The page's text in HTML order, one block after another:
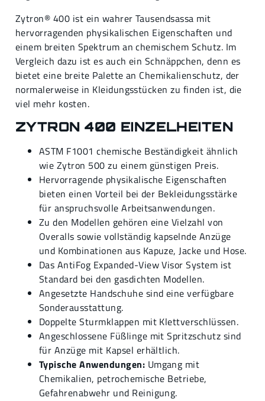
Zytron® 400 ist ein wahrer Tausendsassa mit
hervorragenden physikalischen Eigenschaften und
einem breiten Spektrum an chemischem Schutz. Im
Vergleich dazu ist es auch ein Schnäppchen, denn es
bietet eine breite Palette an Chemikalienschutz, der
normalerweise in Kleidungsstücken zu finden ist, die
viel mehr kosten.
ZYTRON 400 EINZELHEITEN
ASTM F1001 chemische Beständigkeit ähnlich
wie Zytron 500 zu einem günstigen Preis.
Hervorragende physikalische Eigenschaften
bieten einen Vorteil bei der Bekleidungsstärke
für anspruchsvolle Arbeitsanwendungen.
Zu den Modellen gehören eine Vielzahl von
Overalls sowie vollständig kapselnde Anzüge
und Kombinationen aus Kapuze, Jacke und Hose.
Das AntiFog Expanded-View Visor System ist
Standard bei den gasdichten Modellen.
Angesetzte Handschuhe sind eine verfügbare
Sonderausstattung.
Doppelte Sturmklappen mit Klettverschlüssen.
Angeschlossene Füßlinge mit Spritzschutz sind
für Anzüge mit Kapsel erhältlich.
Typische Anwendungen: Umgang mit
Chemikalien, petrochemische Betriebe,
Gefahrenabwehr und Reinigung.